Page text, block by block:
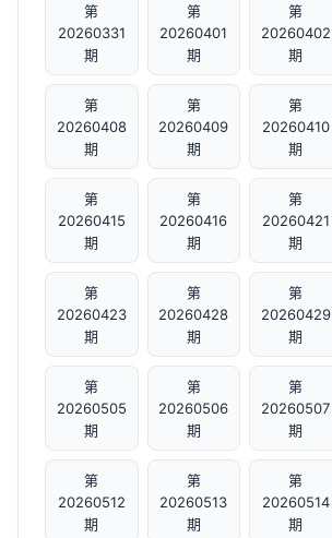
第
20260331
期
第
20260401
期
第
20260402
期
第
20260408
期
第
20260409
期
第
20260410
期
第
20260415
期
第
20260416
期
第
20260421
期
第
20260423
期
第
20260428
期
第
20260429
期
第
20260505
期
第
20260506
期
第
20260507
期
第
20260512
期
第
20260513
期
第
20260514
期